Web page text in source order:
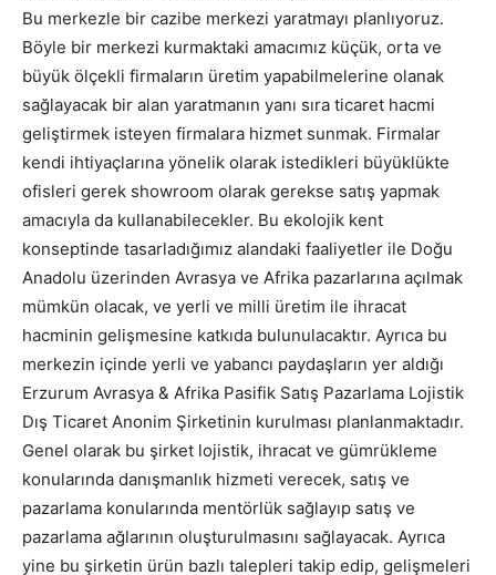
Bu merkezle bir cazibe merkezi yaratmayı planlıyoruz.
Böyle bir merkezi kurmaktaki amacımız küçük, orta ve
büyük ölçekli firmaların üretim yapabilmelerine olanak
sağlayacak bir alan yaratmanın yanı sıra ticaret hacmi
geliştirmek isteyen firmalara hizmet sunmak. Firmalar
kendi ihtiyaçlarına yönelik olarak istedikleri büyüklükte
ofisleri gerek showroom olarak gerekse satış yapmak
amacıyla da kullanabilecekler. Bu ekolojik kent
konseptinde tasarladığımız alandaki faaliyetler ile Doğu
Anadolu üzerinden Avrasya ve Afrika pazarlarına açılmak
mümkün olacak, ve yerli ve milli üretim ile ihracat
hacminin gelişmesine katkıda bulunulacaktır. Ayrıca bu
merkezin içinde yerli ve yabancı paydaşların yer aldığı
Erzurum Avrasya & Afrika Pasifik Satış Pazarlama Lojistik
Dış Ticaret Anonim Şirketinin kurulması planlanmaktadır.
Genel olarak bu şirket lojistik, ihracat ve gümrükleme
konularında danışmanlık hizmeti verecek, satış ve
pazarlama konularında mentörlük sağlayıp satış ve
pazarlama ağlarının oluşturulmasını sağlayacak. Ayrıca
yine bu şirketin ürün bazlı talepleri takip edip, gelişmeleri